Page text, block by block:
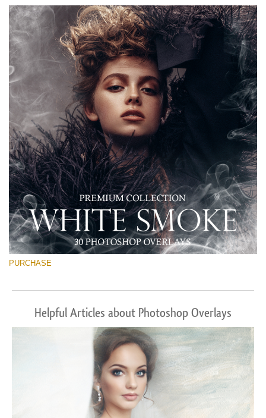
PURCHASE
Helpful Articles about Photoshop Overlays